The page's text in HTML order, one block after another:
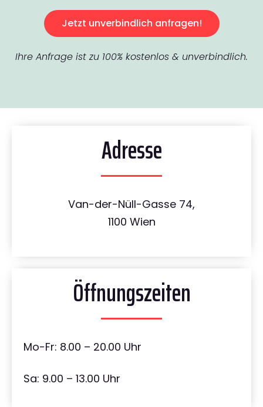
Jetzt unverbindlich anfragen!
Ihre Anfrage ist zu 100% kostenlos & unverbindlich.
Adresse
Van-der-Nüll-Gasse 74,
1100 Wien
Öffnungszeiten
Mo-Fr: 8.00 – 20.00 Uhr
Sa: 9.00 – 13.00 Uhr